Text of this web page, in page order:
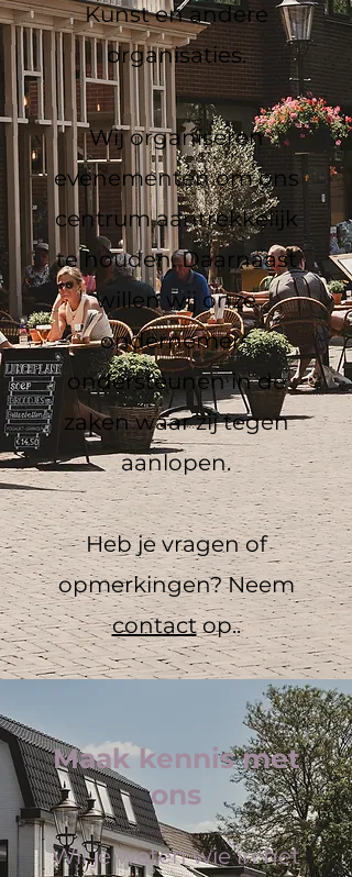
Kunst en andere
organisaties.
Wij organiseren
evenementen om ons
centrum aantrekkelijk
te houden. Daarnaast
willen wij onze
ondernemers
ondersteunen in de
zaken waar zij tegen
aanlopen.
Heb je vragen of
opmerkingen? Neem
contactop..
Maak kennis met
ons
Wil je weten wie in het